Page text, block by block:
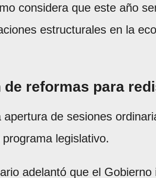
considera que este año
estructurales en la
de reformas para
apertura de sesiones
legislativo.
adelantó que el Gobierno